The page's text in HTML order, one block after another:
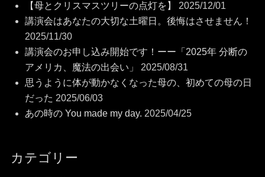
【母とクリスマスツリーの点灯を】
2025/12/01
講演会はあなたの大切な土曜日。後悔はさせません！
2025/11/30
講演会のお申し込み開始です！ーー「2025年 分断の
アメリカ、魔法の出会い」
2025/08/31
思うように体が動かなくなった母の、初めての母の日
だった 2025/06/03
あの時の You made my day. 2025/04/25
カテゴリー